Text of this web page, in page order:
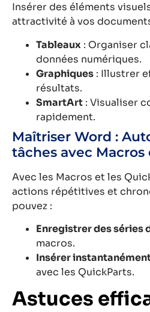
Insérer des éléments
attractivité à vos
Tableaux : Organiser
données numériques.
Graphiques : Illustrer
résultats.
SmartArt : Visualiser
rapidement.
Maîtriser Word :
tâches avec
Avec les Macros et les
actions répétitives et
pouvez :
Enregistrer des séries
macros.
Insérer
avec les QuickParts.
Astuces